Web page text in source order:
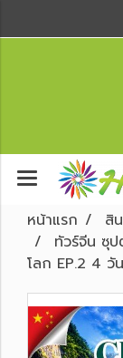
หน้าแรก สิ
ทัวร์จีน ซุ
โลก EP.2 4 วั